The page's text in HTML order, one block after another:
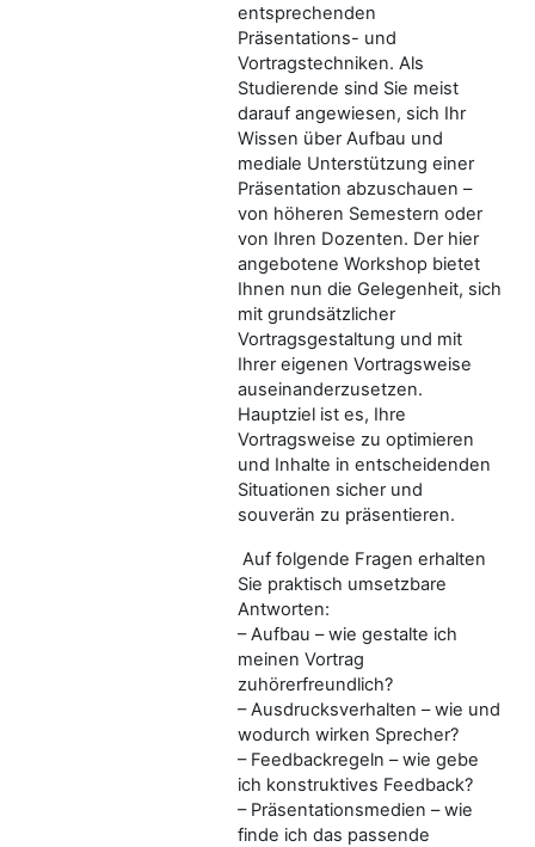
entsprechenden
Präsentations- und
Vortragstechniken. Als
Studierende sind Sie meist
darauf angewiesen, sich Ihr
Wissen über Aufbau und
mediale Unterstützung einer
Präsentation abzuschauen –
von höheren Semestern oder
von Ihren Dozenten. Der hier
angebotene Workshop bietet
Ihnen nun die Gelegenheit, sich
mit grundsätzlicher
Vortragsgestaltung und mit
Ihrer eigenen Vortragsweise
auseinanderzusetzen.
Hauptziel ist es, Ihre
Vortragsweise zu optimieren
und Inhalte in entscheidenden
Situationen sicher und
souverän zu präsentieren.
Auf folgende Fragen erhalten
Sie praktisch umsetzbare
Antworten:
– Aufbau – wie gestalte ich
meinen Vortrag
zuhörerfreundlich?
– Ausdrucksverhalten – wie und
wodurch wirken Sprecher?
– Feedbackregeln – wie gebe
ich konstruktives Feedback?
– Präsentationsmedien – wie
finde ich das passende